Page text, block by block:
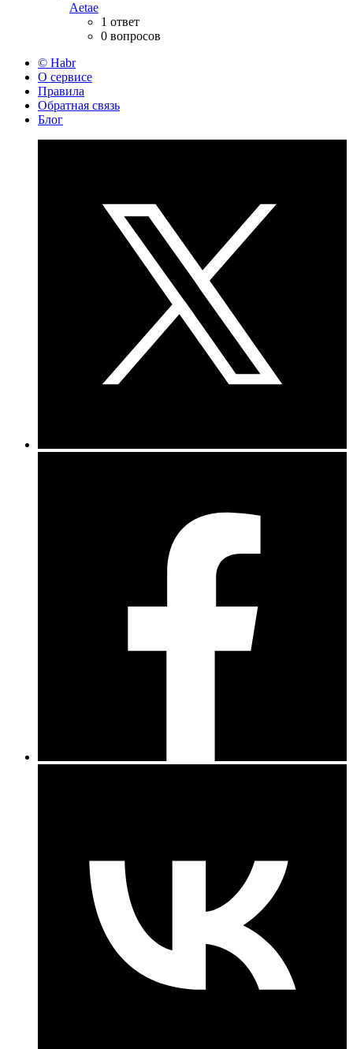
Aetae
1 ответ
0 вопросов
© Habr
О сервисе
Правила
Обратная связь
Блог